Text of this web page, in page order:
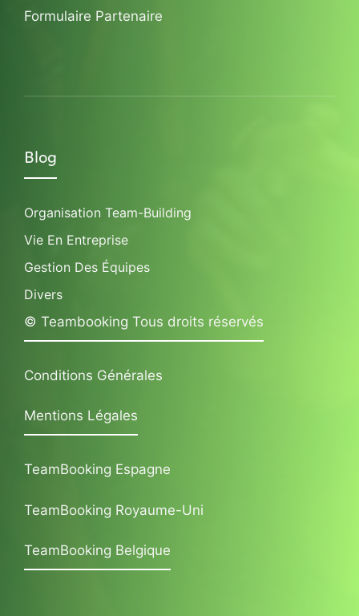
Formulaire Partenaire
Blog
Organisation Team-Building
Vie En Entreprise
Gestion Des Équipes
Divers
© Teambooking Tous droits réservés
Conditions Générales
Mentions Légales
TeamBooking Espagne
TeamBooking Royaume-Uni
TeamBooking Belgique